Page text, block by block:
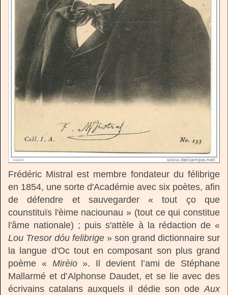
Frédéric Mistral est membre fondateur du félibrige
en 1854, une sorte d'Académie avec six poètes, afin
de défendre et sauvegarder « tout ço que
counstituïs l'èime naciounau » (tout ce qui constitue
l'âme nationale) ; puis s'attèle à la rédaction de «
Lou Tresor dóu felibrige » son grand dictionnaire sur
la langue d'Oc tout en composant son plus grand
poème « Mirèio». Il devient l’ami de Stéphane
Mallarmé et d’Alphonse Daudet, et se lie avec des
écrivains catalans auxquels il dédie son odeAux